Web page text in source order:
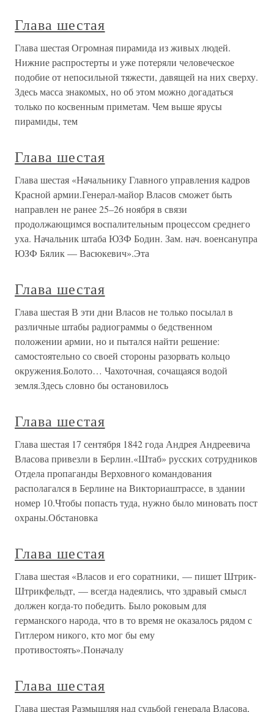
Глава шестая
Глава шестая Огромная пирамида из живых людей.
Нижние распростерты и уже потеряли человеческое
подобие от непосильной тяжести, давящей на них сверху.
Здесь масса знакомых, но об этом можно догадаться
только по косвенным приметам. Чем выше ярусы
пирамиды, тем
Глава шестая
Глава шестая «Начальнику Главного управления кадров
Красной армии.Генерал-майор Власов сможет быть
направлен не ранее 25–26 ноября в связи
продолжающимся воспалительным процессом среднего
уха. Начальник штаба ЮЗФ Бодин. Зам. нач. военсанупра
ЮЗФ Бялик — Васюкевич».Эта
Глава шестая
Глава шестая В эти дни Власов не только посылал в
различные штабы радиограммы о бедственном
положении армии, но и пытался найти решение:
самостоятельно со своей стороны разорвать кольцо
окружения.Болото… Чахоточная, сочащаяся водой
земля.Здесь словно бы остановилось
Глава шестая
Глава шестая 17 сентября 1842 года Андрея Андреевича
Власова привезли в Берлин.«Штаб» русских сотрудников
Отдела пропаганды Верховного командования
располагался в Берлине на Викториаштрассе, в здании
номер 10.Чтобы попасть туда, нужно было миновать пост
охраны.Обстановка
Глава шестая
Глава шестая «Власов и его соратники, — пишет Штрик-
Штрикфельдт, — всегда надеялись, что здравый смысл
должен когда-то победить. Было роковым для
германского народа, что в то время не оказалось рядом с
Гитлером никого, кто мог бы ему
противостоять».Поначалу
Глава шестая
Глава шестая Размышляя над судьбой генерала Власова,